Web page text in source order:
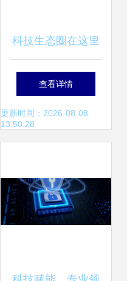
科技生态圈在这里
加速形成 威海市科
技局引领互联网信
展
查看详情
更新时间：2026-08-08
13:50:28